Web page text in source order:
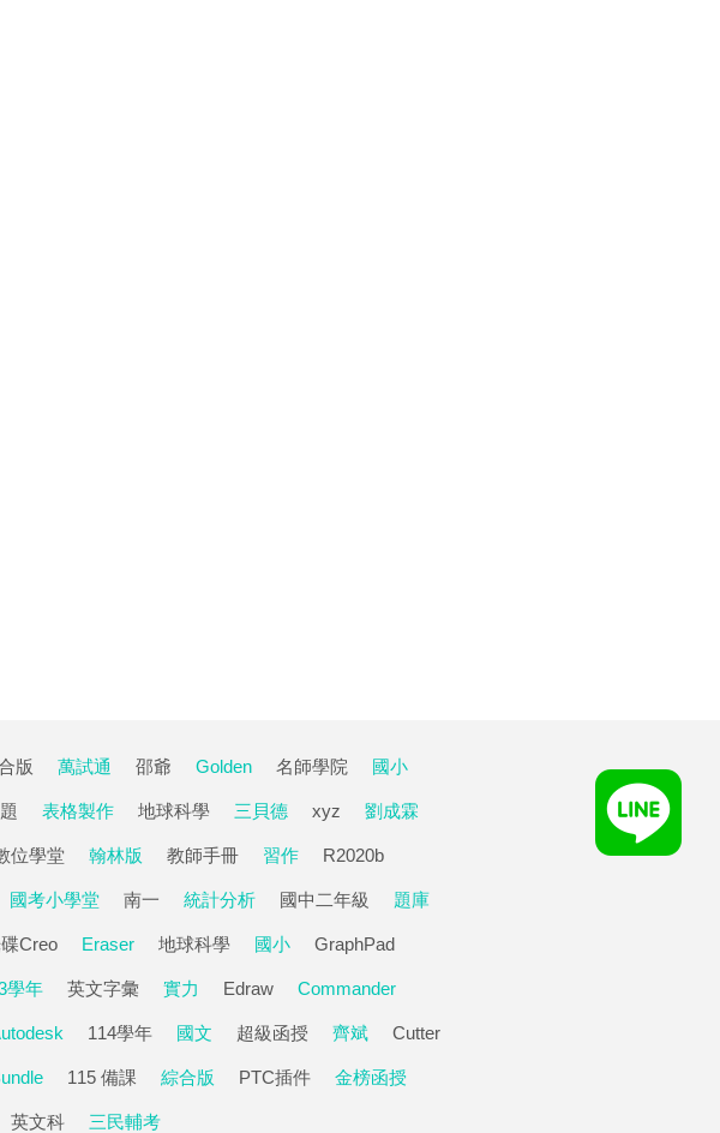
版 萬試通 邵爺 Golden 名師學院 國小
表格製作 地球科學 三貝德 xyz 劉成霖
位學堂 翰林版 教師手冊 習作 R2020b
國考小學堂 南一 統計分析 國中二年級 題庫
Creo Eraser 地球科學 國小 GraphPad
學年 英文字彙 實力 Edraw Commander
114學年 國文 超級函授 齊斌 Cutter
115 備課 綜合版 PTC插件 金榜函授
英文科 三民輔考